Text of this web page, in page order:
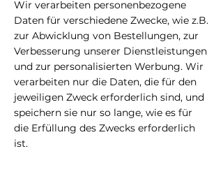
Wir verarbeiten personenbezogene
Daten für verschiedene Zwecke, wie z.B.
zur Abwicklung von Bestellungen, zur
Verbesserung unserer Dienstleistungen
und zur personalisierten Werbung. Wir
verarbeiten nur die Daten, die für den
jeweiligen Zweck erforderlich sind, und
speichern sie nur so lange, wie es für
die Erfüllung des Zwecks erforderlich
ist.